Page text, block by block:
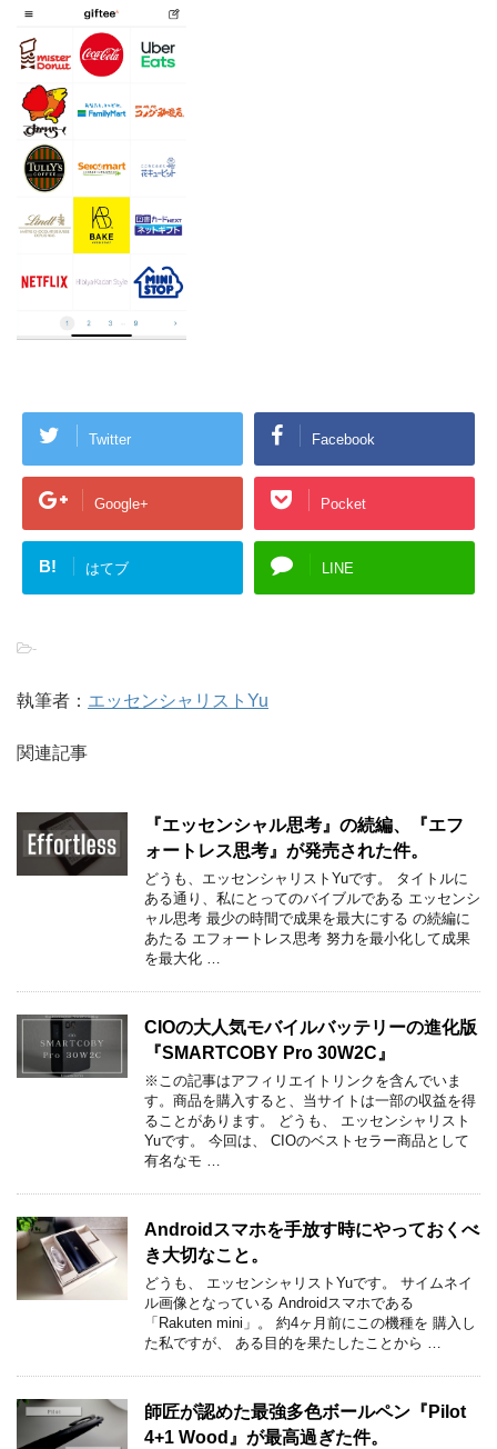
Twitter Facebook
Google+ Pocket
B! はてブ LINE
-
執筆者： エッセンシャリストYu
関連記事
『エッセンシャル思考』の続編、『エフ
ォートレス思考』が発売された件。
どうも、エッセンシャリストYuです。 タイトルに
ある通り、私にとってのバイブルである エッセンシ
ャル思考 最少の時間で成果を最大にする の続編に
あたる エフォートレス思考 努力を最小化して成果
を最大化 …
CIOの大人気モバイルバッテリーの進化版
『SMARTCOBY Pro 30W2C』
※この記事はアフィリエイトリンクを含んでいま
す。商品を購入すると、当サイトは一部の収益を得
ることがあります。 どうも、 エッセンシャリスト
Yuです。 今回は、 CIOのベストセラー商品として
有名なモ …
Androidスマホを手放す時にやっておくべ
き大切なこと。
どうも、 エッセンシャリストYuです。 サイムネイ
ル画像となっている Androidスマホである
「Rakuten mini」。 約4ヶ月前にこの機種を 購入し
た私ですが、 ある目的を果たしたことから …
師匠が認めた最強多色ボールペン『Pilot
4+1 Wood』が最高過ぎた件。